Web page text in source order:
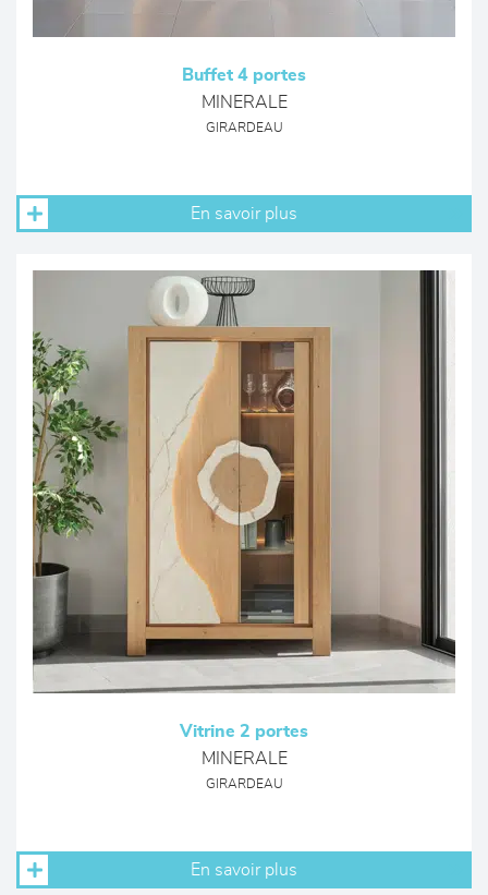
Buffet 4 portes
MINERALE
GIRARDEAU
En savoir plus
Vitrine 2 portes
MINERALE
GIRARDEAU
En savoir plus